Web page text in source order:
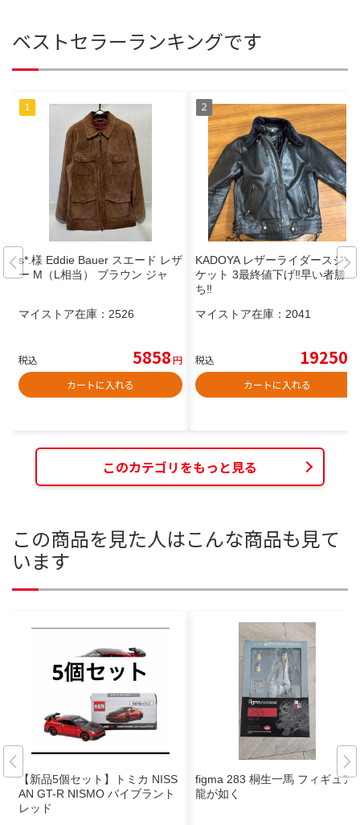
ベストセラーランキングです
s*.様 Eddie Bauer スエード レザ
ー M（L相当） ブラウン ジャ
マイストア在庫： 2526
税込 5858円
カートに入れる
KADOYA レザーライダースジャ
ケット 3最終値下げ‼️早い者勝
ち‼️
マイストア在庫： 2041
税込 19250
カートに入れる
このカテゴリをもっと見る
この商品を見た人はこんな商品も見て
います
【新品5個セット】トミカ NISS
AN GT-R NISMO バイブラント
レッド
figma 283 桐生一馬 フィギュア
龍が如く